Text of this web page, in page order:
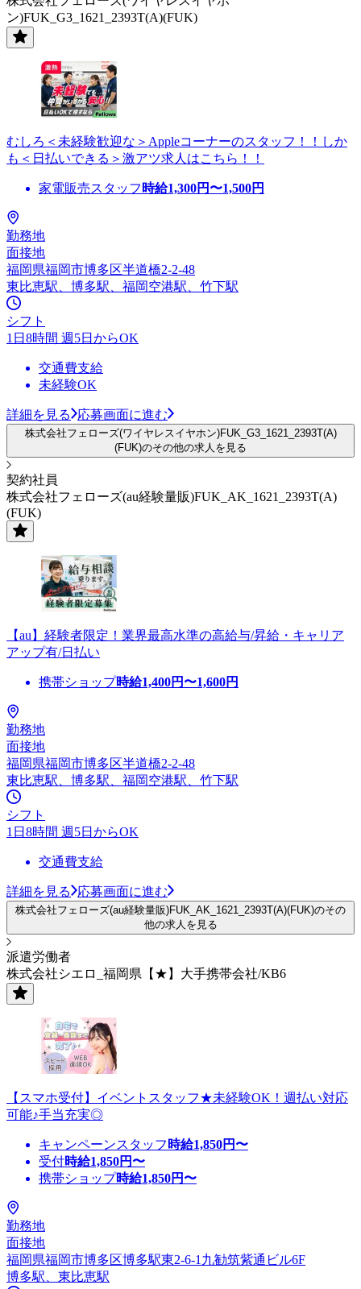
ン)FUK_G3_1621_2393T(A)(FUK)
むしろ＜未経験歓迎な＞Appleコーナーのスタッフ！！しか
も＜日払いできる＞激アツ求人はこちら！！
家電販売スタッフ 時給1,300円〜1,500円
勤務地
面接地
福岡県福岡市博多区半道橋2-2-48
東比恵駅、博多駅、福岡空港駅、竹下駅
シフト
1日8時間 週5日からOK
交通費支給
未経験OK
詳細を見る 応募画面に進む
株式会社フェローズ(ワイヤレスイヤホン)FUK_G3_1621_2393T(A)
(FUK)のその他の求人を見る
契約社員
株式会社フェローズ(au経験量販)FUK_AK_1621_2393T(A)
(FUK)
【au】経験者限定！業界最高水準の高給与/昇給・キャリア
アップ有/日払い
携帯ショップ時給1,400円〜1,600円
勤務地
面接地
福岡県福岡市博多区半道橋2-2-48
東比恵駅、博多駅、福岡空港駅、竹下駅
シフト
1日8時間 週5日からOK
交通費支給
詳細を見る 応募画面に進む
株式会社フェローズ(au経験量販)FUK_AK_1621_2393T(A)(FUK)のその
他の求人を見る
派遣労働者
株式会社シエロ_福岡県【★】大手携帯会社/KB6
【スマホ受付】イベントスタッフ★未経験OK！週払い対応
可能♪手当充実◎
キャンペーンスタッフ 時給1,850円〜
受付時給1,850円〜
携帯ショップ時給1,850円〜
勤務地
面接地
福岡県福岡市博多区博多駅東2-6-1九勧筑紫通ビル6F
博多駅、東比恵駅